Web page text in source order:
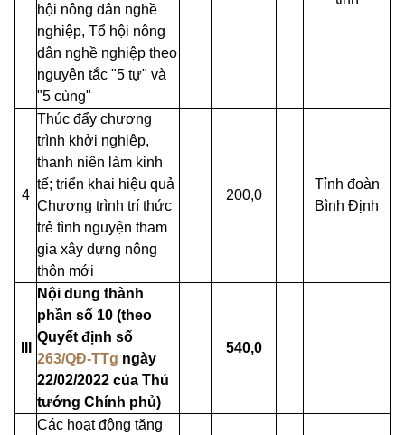
hội nông dân nghề
nghiệp, Tổ hội nông
dân nghề nghiệp theo
nguyên tắc "5 tự" và
"5 cùng"
4
Thúc đẩy chương
trình khởi nghiệp,
thanh niên làm kinh
tế; triển khai hiệu quả
Chương trình trí thức
trẻ tình nguyện tham
gia xây dựng nông
thôn mới
200,0
Tỉnh đoàn
Bình Định
Nội dung thành
phần số 10 (theo
Quyết định số
263/QĐ-TTg ngày
22/02/2022 của Thủ
tướng Chính phủ)
540,0
Các hoạt động tăng